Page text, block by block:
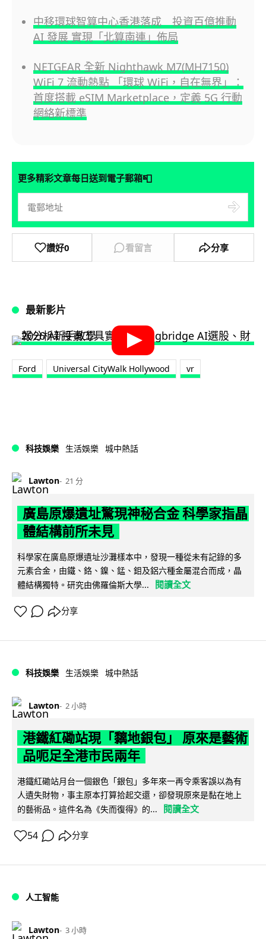
中移環球智算中心香港落成 投資百億推動
AI 發展 實現「北算南連」佈局
NETGEAR 全新 Nighthawk M7(MH7150)
WiFi 7 流動熱點 「環球 WiFi，自在無界」：
首度搭載 eSIM Marketplace，定義 5G 行動
網絡新標準
更多精彩文章每日送到電子郵箱📮
讚好0 看留言 分享
最新影片
Ford Universal CityWalk Hollywood vr
科技娛樂 生活娛樂 城中熱話
Lawton 21 分
廣島原爆遺址驚現神秘合金 科學家指晶
體結構前所未見
科學家在廣島原爆遺址沙灘樣本中，發現一種從未有記錄的多
元素合金，由鐵、鉻、鎳、錳、鉬及鋁六種金屬混合而成，晶
體結構獨特。研究由佛羅倫斯大學...
閱讀全文
分享
科技娛樂 生活娛樂 城中熱話
Lawton 2 小時
港鐵紅磡站現「黐地銀包」 原來是藝術
品呃足全港市民兩年
港鐵紅磡站月台一個銀色「銀包」多年來一再令乘客誤以為有
人遺失財物，事主原本打算拾起交還，卻發現原來是黏在地上
的藝術品。這件名為《失而復得》的...
閱讀全文
54 分享
人工智能
Lawton 3 小時